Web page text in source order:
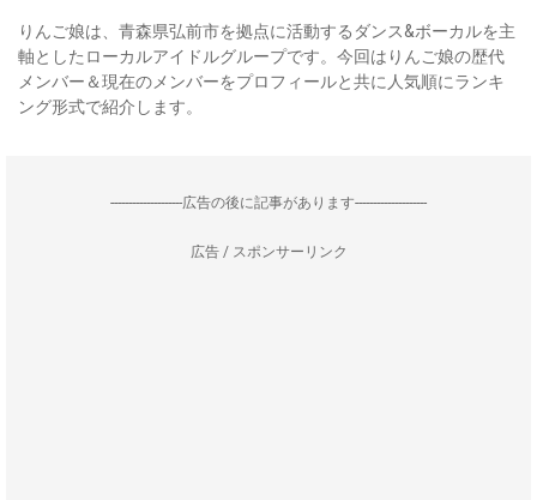
りんご娘は、青森県弘前市を拠点に活動するダンス&ボーカルを主
軸としたローカルアイドルグループです。今回はりんご娘の歴代
メンバー＆現在のメンバーをプロフィールと共に人気順にランキ
ング形式で紹介します。
--------------------広告の後に記事があります--------------------
広告 / スポンサーリンク